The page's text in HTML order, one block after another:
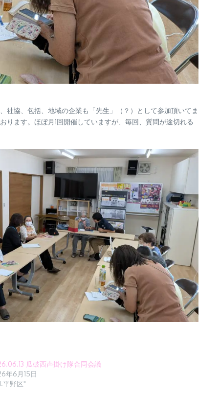
協、包括、地域の企業も「先生」（？）として参加頂いてま
ます。ほぼ月1回開催していますが、毎回、質問が途切れる
瓜破西声掛け隊合同会議
年6月15日
平野区"